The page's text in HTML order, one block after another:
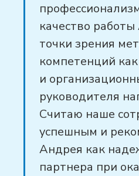
качество
точки зрения
компетенций
и
руководителя
Считаю наше
успешным и
Андрея как
партнера при